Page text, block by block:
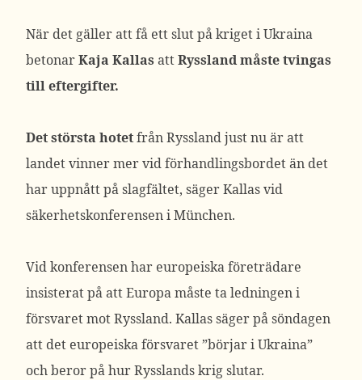
När det gäller att få ett slut på kriget i Ukraina
betonarKaja Kallas attRyssland måste tvingas
till eftergifter.
Det största hotetfrån Ryssland just nu är att
landet vinner mer vid förhandlingsbordet än det
har uppnått på slagfältet, säger Kallas vid
säkerhetskonferensen i München.
Vid konferensen har europeiska företrädare
insisterat på att Europa måste ta ledningen i
försvaret mot Ryssland. Kallas säger på söndagen
att det europeiska försvaret ”börjar i Ukraina”
och beror på hur Rysslands krig slutar.